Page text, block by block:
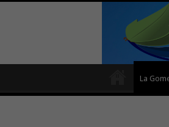
La